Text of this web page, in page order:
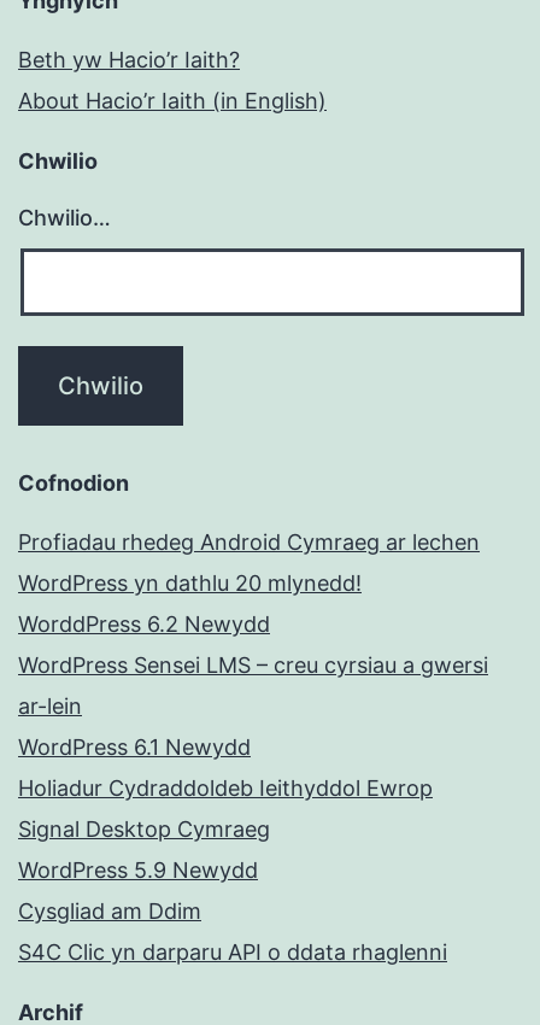
Beth yw Hacio’r Iaith?
About Hacio’r Iaith (in English)
Chwilio
Chwilio…
Cofnodion
Profiadau rhedeg Android Cymraeg ar lechen
WordPress yn dathlu 20 mlynedd!
WorddPress 6.2 Newydd
WordPress Sensei LMS – creu cyrsiau a gwersi
ar-lein
WordPress 6.1 Newydd
Holiadur Cydraddoldeb Ieithyddol Ewrop
Signal Desktop Cymraeg
WordPress 5.9 Newydd
Cysgliad am Ddim
S4C Clic yn darparu API o ddata rhaglenni
Archif